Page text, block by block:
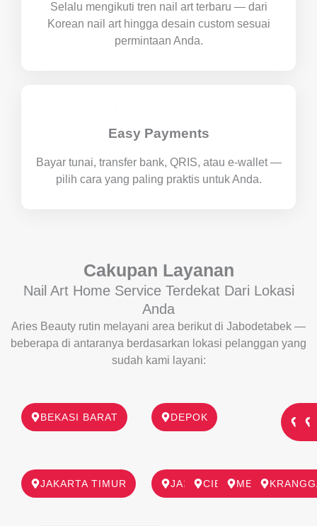
Selalu mengikuti tren nail art terbaru — dari
Korean nail art hingga desain custom sesuai
permintaan Anda.
Easy Payments
Bayar tunai, transfer bank, QRIS, atau e-wallet —
pilih cara yang paling praktis untuk Anda.
Cakupan Layanan
Nail Art Home Service Terdekat Dari Lokasi
Anda
Aries Beauty rutin melayani area berikut di Jabodetabek —
beberapa di antaranya berdasarkan lokasi pelanggan yang
sudah kami layani:
BEKASI BARAT DEPOK
JAKARTA TIMUR JABODETABEK
CIBUBURMENTENG